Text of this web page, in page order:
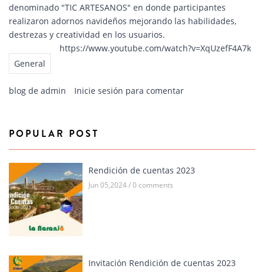
denominado "TIC ARTESANOS" en donde participantes
realizaron adornos navideños mejorando las habilidades,
destrezas y creatividad en los usuarios.
General
https://www.youtube.com/watch?v=XqUzefF4A7k
blog de admin Inicie sesión para comentar
POPULAR POST
Rendición de cuentas 2023
Jun 05,2024 / 0 comments
Invitación Rendición de cuentas 2023